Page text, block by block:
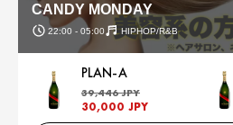
CANDY MONDAY
22:00 - 05:00 HIPHOP/R&B
PLAN-A
39,446 JPY
30,000 JPY